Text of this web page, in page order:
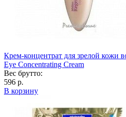
Крем-концентрат для зрелой кожи
Eye Concentrating Cream
Вес брутто:
596 р.
В корзину